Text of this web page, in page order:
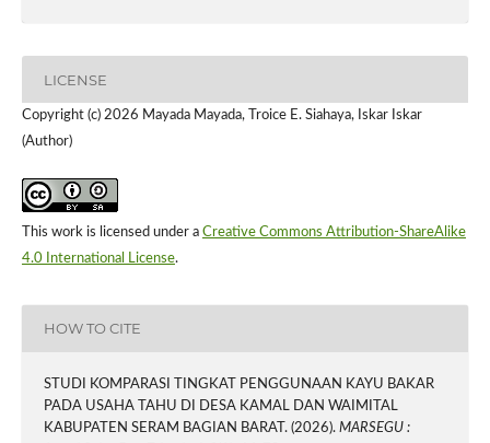
LICENSE
Copyright (c) 2026 Mayada Mayada, Troice E. Siahaya, Iskar Iskar
(Author)
This work is licensed under a Creative Commons Attribution-ShareAlike
4.0 International License.
HOW TO CITE
STUDI KOMPARASI TINGKAT PENGGUNAAN KAYU BAKAR
PADA USAHA TAHU DI DESA KAMAL DAN WAIMITAL
KABUPATEN SERAM BAGIAN BARAT. (2026). MARSEGU :